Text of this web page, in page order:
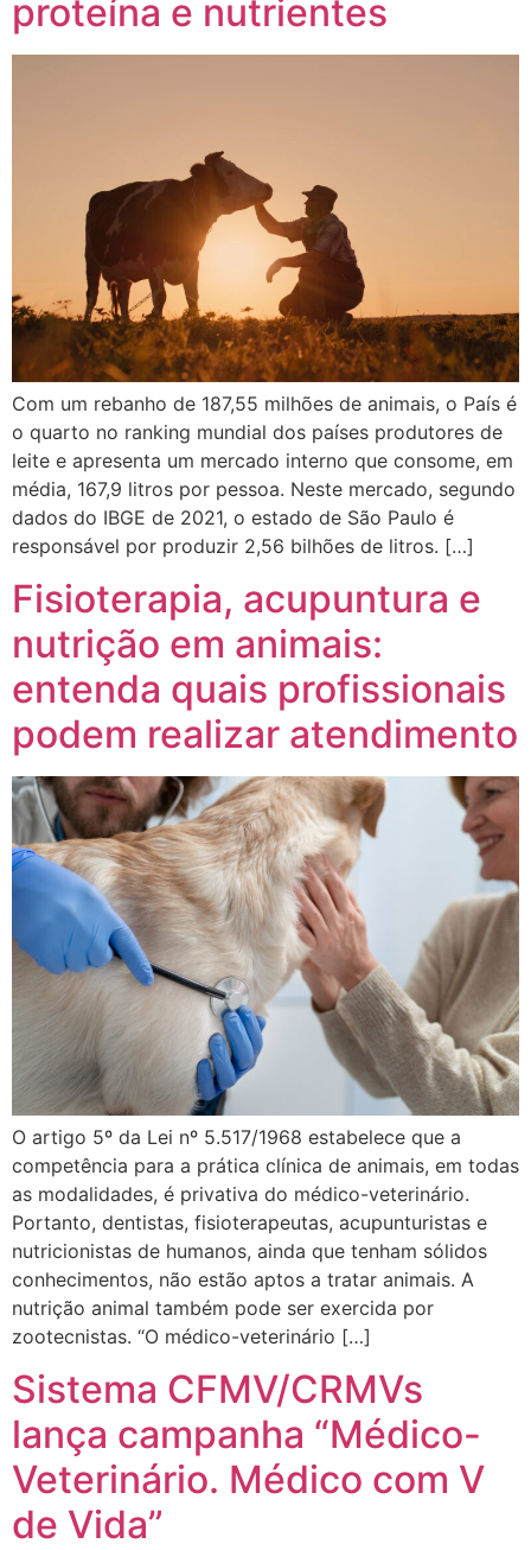
proteína e nutrientes
Com um rebanho de 187,55 milhões de animais, o País é
o quarto no ranking mundial dos países produtores de
leite e apresenta um mercado interno que consome, em
média, 167,9 litros por pessoa. Neste mercado, segundo
dados do IBGE de 2021, o estado de São Paulo é
responsável por produzir 2,56 bilhões de litros. […]
Fisioterapia, acupuntura e
nutrição em animais:
entenda quais profissionais
podem realizar atendimento
O artigo 5º da Lei nº 5.517/1968 estabelece que a
competência para a prática clínica de animais, em todas
as modalidades, é privativa do médico-veterinário.
Portanto, dentistas, fisioterapeutas, acupunturistas e
nutricionistas de humanos, ainda que tenham sólidos
conhecimentos, não estão aptos a tratar animais. A
nutrição animal também pode ser exercida por
zootecnistas. “O médico-veterinário […]
Sistema CFMV/CRMVs
lança campanha “Médico-
Veterinário. Médico com V
de Vida”